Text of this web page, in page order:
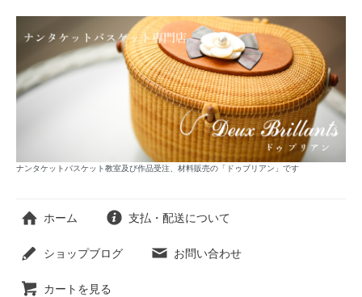
ナンタケットバスケット教室及び作品受注、材料販売の「ドゥブリアン」です
ホーム 支払・配送について
ショップブログ お問い合わせ
カートを見る